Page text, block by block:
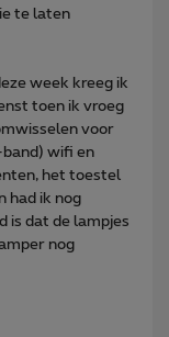
te laten
week kreeg ik
toen ik vroeg
voor
band) wifi en
het toestel
had ik nog
is dat de lampjes
nog